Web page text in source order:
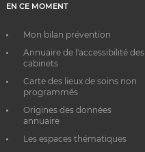
EN CE MOMENT
Mon bilan prévention
Annuaire de l'accessibilité des
cabinets
Carte des lieux de soins non
programmés
Origines des données
annuaire
Les espaces thématiques